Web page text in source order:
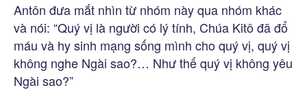
Antôn đưa mắt nhìn từ nhóm này qua nhóm khác
và nói: “Quý vị là người có lý tính, Chúa Kitô đã đổ
máu và hy sinh mạng sống mình cho quý vị, quý vị
không nghe Ngài sao?… Như thế quý vị không yêu
Ngài sao?”